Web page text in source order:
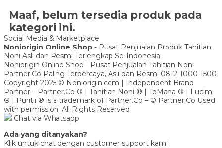
Maaf, belum tersedia produk pada
kategori ini.
Social Media & Marketplace
Noniorigin Online Shop - Pusat Penjualan Produk Tahitian
Noni Asli dan Resmi Terlengkap Se-Indonesia
Noniorigin Online Shop - Pusat Penjualan Tahitian Noni
Partner.Co Paling Terpercaya, Asli dan Resmi 0812-1000-1500
Copyright 2025 © Noniorigin.com | Independent Brand
Partner – Partner.Co ® | Tahitian Noni ® | TeMana ® | Lucim
® | Puritii ® is a trademark of Partner.Co – © Partner.Co Used
with permission. All Rights Reserved
Chat via Whatsapp
Ada yang ditanyakan?
Klik untuk chat dengan customer support kami